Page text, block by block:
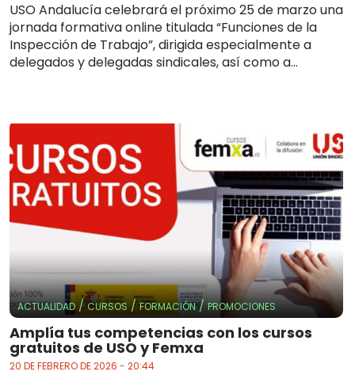
USO Andalucía celebrará el próximo 25 de marzo una
jornada formativa online titulada “Funciones de la
Inspección de Trabajo”, dirigida especialmente a
delegados y delegadas sindicales, así como a...
ACTUALIDAD/CURSOS/FORMACIÓN/PROMOCIONES
Amplía tus competencias con los cursos
gratuitos de USO y Femxa
20 DE FEBRERO DE 2026 - 20:44